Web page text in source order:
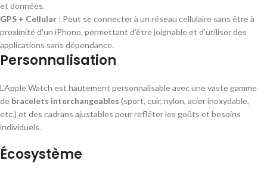
et données.
GPS + Cellular : Peut se connecter à un réseau cellulaire sans être à
proximité d’un iPhone, permettant d’être joignable et d’utiliser des
applications sans dépendance.
Personnalisation
L'Apple Watch est hautement personnalisable avec une vaste gamme
de bracelets interchangeables (sport, cuir, nylon, acier inoxydable,
etc.) et des cadrans ajustables pour refléter les goûts et besoins
individuels.
Écosystème